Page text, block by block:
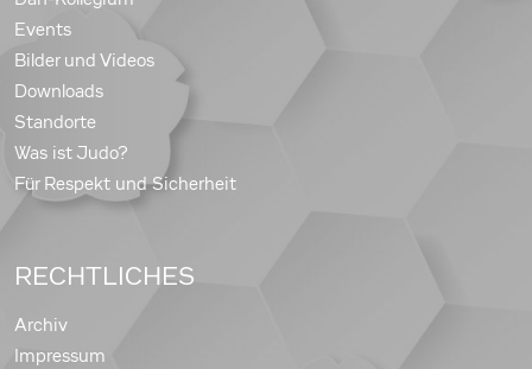
Events
Bilder und Videos
Downloads
Standorte
Was ist Judo?
Für Respekt und Sicherheit
RECHTLICHES
Archiv
Impressum